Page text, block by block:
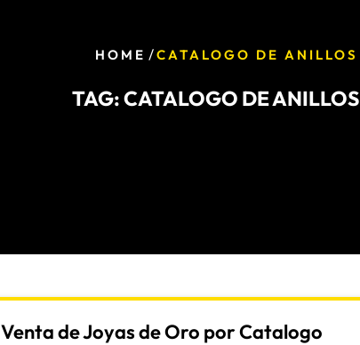
HOME /CATALOGO DE
TAG:CATALOGO DE
Venta de Joyas de Oro por Catalogo